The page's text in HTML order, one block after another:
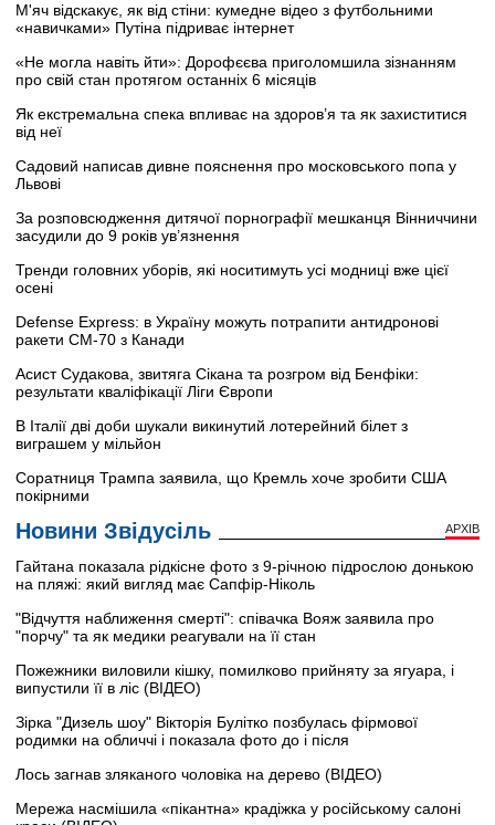
М'яч відскакує, як від стіни: кумедне відео з футбольними
«навичками» Путіна підриває інтернет
«Не могла навіть йти»: Дорофєєва приголомшила зізнанням
про свій стан протягом останніх 6 місяців
Як екстремальна спека впливає на здоров’я та як захиститися
від неї
Садовий написав дивне пояснення про московського попа у
Львові
За розповсюдження дитячої порнографії мешканця Вінниччини
засудили до 9 років ув’язнення
Тренди головних уборів, які носитимуть усі модниці вже цієї
осені
Defense Express: в Україну можуть потрапити антидронові
ракети CM-70 з Канади
Асист Судакова, звитяга Сікана та розгром від Бенфіки:
результати кваліфікації Ліги Європи
В Італії дві доби шукали викинутий лотерейний білет з
виграшем у мільйон
Соратниця Трампа заявила, що Кремль хоче зробити США
покірними
Новини Звідусіль АРХІВ
Гайтана показала рідкісне фото з 9-річною підрослою донькою
на пляжі: який вигляд має Сапфір-Ніколь
"Відчуття наближення смерті": співачка Вояж заявила про
"порчу" та як медики реагували на її стан
Пожежники виловили кішку, помилково прийняту за ягуара, і
випустили її в ліс (ВІДЕО)
Зірка "Дизель шоу" Вікторія Булітко позбулась фірмової
родимки на обличчі і показала фото до і після
Лось загнав зляканого чоловіка на дерево (ВІДЕО)
Мережа насмішила «пікантна» крадіжка у російському салоні